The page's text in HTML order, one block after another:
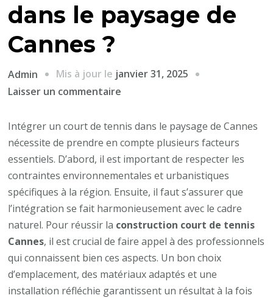
dans le paysage de
Cannes ?
Admin Mis à jour le janvier 31, 2025
Laisser un commentaire
intégrer
un
court
de
tennis
dans
le
paysage
de
Cannes
?
Intégrer un court de tennis dans le paysage de Cannes
nécessite de prendre en compte plusieurs facteurs
essentiels. D’abord, il est important de respecter les
contraintes environnementales et urbanistiques
spécifiques à la région. Ensuite, il faut s’assurer que
l’intégration se fait harmonieusement avec le cadre
naturel. Pour réussir la construction court de tennis
Cannes, il est crucial de faire appel à des professionnels
qui connaissent bien ces aspects. Un bon choix
d’emplacement, des matériaux adaptés et une
installation réfléchie garantissent un résultat à la fois